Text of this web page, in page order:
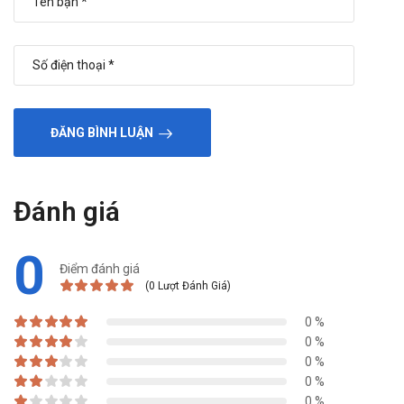
Ít gặp, 1/1 000 < ADR < 1/100
Tiêu hoá: Đau bụng, khô miệng, khó tiêu, rối loạn vị giác
Thần kinh: Đau đầu, co giật, trầm cảm, lú lẫn, run rẩy, mất
Sinh hoá: Tăng amylase, lactat dehydrogenase.
Cơ xương: Đau khớp, đau cơ.
Hiếm gặp, ADR < 1/1 000
Điện tâm đồ: Khoảng QT kéo dài. Đứt gân Achille và các
Ỉa chảy do C. difficile.
Thần kinh: Ảo giác, rối loạn tầm nhìn, suy nhược, có ý nghĩ
tự sát.
ĐĂNG BÌNH LUẬN
Đánh giá
0 Điểm đánh giá
(0 Lượt Đánh Giá)
0 %
0 %
0 %
0 %